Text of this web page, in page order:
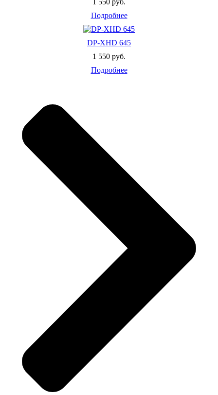
1 550 руб.
Подробнее
DP-XHD 645
1 550 руб.
Подробнее